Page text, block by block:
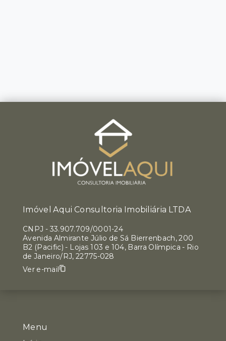
Menu
Imóvel Aqui Consultoria Imobiliária LTDA
CNPJ - 33.907.709/0001-24
Avenida Almirante Júlio de Sá Bierrenbach, 200
B2 (Pacific) - Lojas 103 e 104, Barra Olímpica - Rio
de Janeiro/RJ, 22775-028
Ver e-mail